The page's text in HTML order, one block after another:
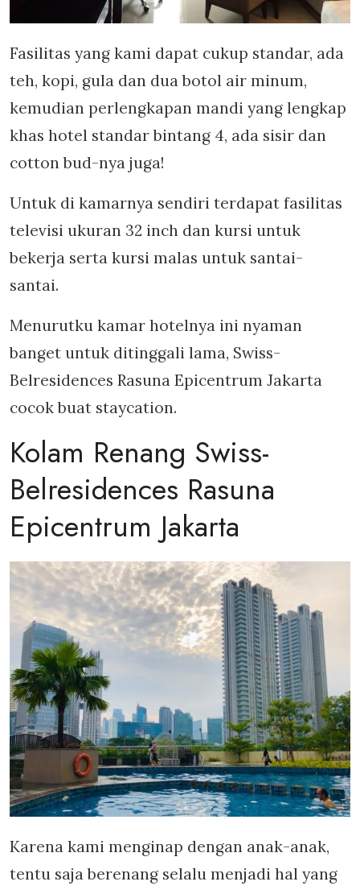
Fasilitas yang kami dapat cukup standar, ada
teh, kopi, gula dan dua botol air minum,
kemudian perlengkapan mandi yang lengkap
khas hotel standar bintang 4, ada sisir dan
cotton bud-nya juga!
Untuk di kamarnya sendiri terdapat fasilitas
televisi ukuran 32 inch dan kursi untuk
bekerja serta kursi malas untuk santai-
santai.
Menurutku kamar hotelnya ini nyaman
banget untuk ditinggali lama, Swiss-
Belresidences Rasuna Epicentrum Jakarta
cocok buat staycation.
Kolam Renang Swiss-
Belresidences Rasuna
Epicentrum Jakarta
Karena kami menginap dengan anak-anak,
tentu saja berenang selalu menjadi hal yang